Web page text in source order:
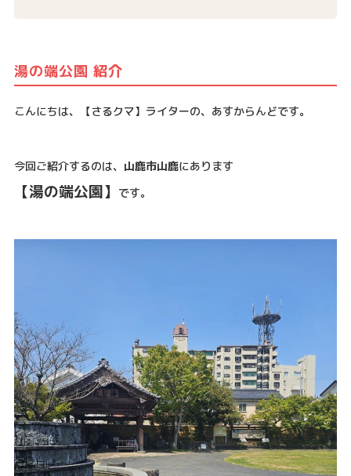
湯の端公園 紹介
こんにちは、【さるクマ】ライターの、あすからんどです。
今回ご紹介するのは、 山鹿市山鹿にあります
【湯の端公園】 です。